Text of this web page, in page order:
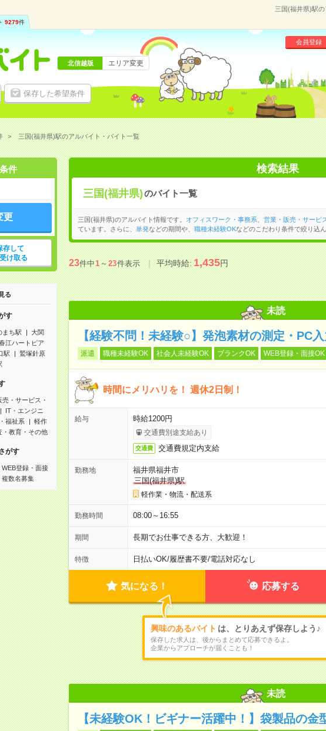
三国(福井県)駅
9279件
保存した希望条件
会員登録
北信越版 エリア変更
三国(福井県)駅のアルバイト・バイト一覧
件
更
存して
け取る
る
す
まち駅
大関
江ハートピア
駅
鷲塚針原
売・サービス・
IT・エンジニ
福祉系
軽作
・教育・その他
がす
WEB登録・面接
複数名募集
検索結果
三国(福井県)のバイト一覧
三国(福井県)のアルバイト情報です。 オフィスワーク・事務系 営業・販売・サービ
ています。さらに、
単発などの期間や、 職種未経験OKなどのこだわり条件で絞り込
23件中1～23件表示 平均時給:1,435円
未読
【経験不問！未経験○】発泡素材の測定・PC
派遣 職種未経験OK 社会人未経験OK ブランクOK WEB登録・面接OK
時間にメリハリを！ 週休2日制！
給与 時給1200円
交通費別途支給あり
交通費 交通費規定内支給
勤務地
福井県福井市
三国(福井県)駅
軽作業・物流・配送系
勤務時間 08:00～16:55
期間 長期でお仕事できる方、大歓迎！
特徴 日払いOK/履歴書不要/電話対応なし
気になる！ 応募する
興味のあるバイト は、とりあえず保存しよう♪
保存した求人は、後からまとめて応募できるよ。
企業からアプローチが届くことも！
未読
【未経験OK！ビギナー活躍中！】袋製品の